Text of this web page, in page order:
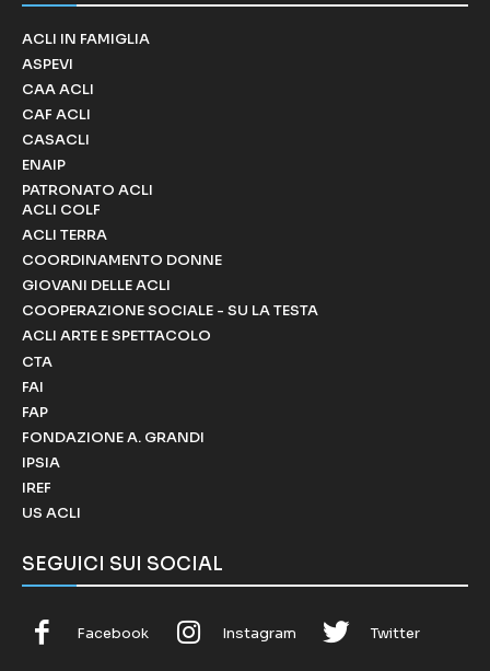
ACLI IN FAMIGLIA
ASPEVI
CAA ACLI
CAF ACLI
CASACLI
ENAIP
PATRONATO ACLI
ACLI COLF
ACLI TERRA
COORDINAMENTO DONNE
GIOVANI DELLE ACLI
COOPERAZIONE SOCIALE - SU LA TESTA
ACLI ARTE E SPETTACOLO
CTA
FAI
FAP
FONDAZIONE A. GRANDI
IPSIA
IREF
US ACLI
SEGUICI SUI SOCIAL
Facebook Instagram Twitter